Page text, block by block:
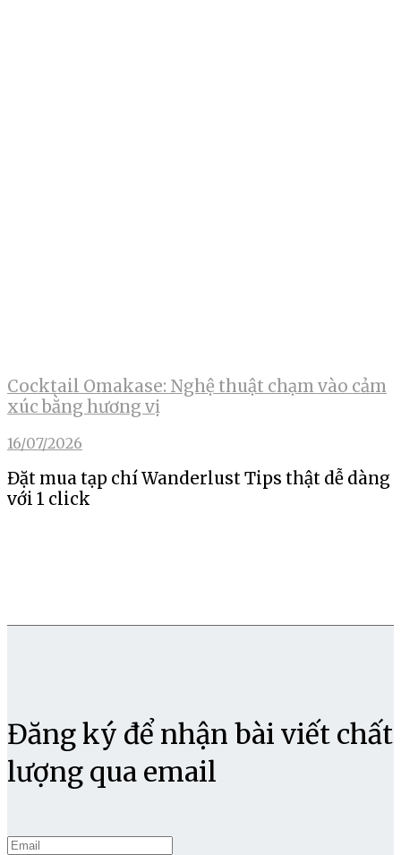
Cocktail Omakase: Nghệ thuật chạm vào cảm
xúc bằng hương vị
16/07/2026
Đặt mua tạp chí Wanderlust Tips thật dễ dàng
với 1 click
Đăng ký để nhận bài viết chất
lượng qua email